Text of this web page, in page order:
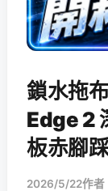
鎖水拖
Edge 2
板赤腳
2026/5/22作者